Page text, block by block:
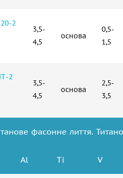
2
3,5-
4,5
основа
0,5-
1,5
2
3,5-
4,5
основа
2,5-
3,5
фасонне лиття.
Аl Ti V